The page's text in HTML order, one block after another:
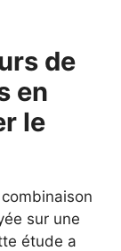
de
en
le
sur une
étude a